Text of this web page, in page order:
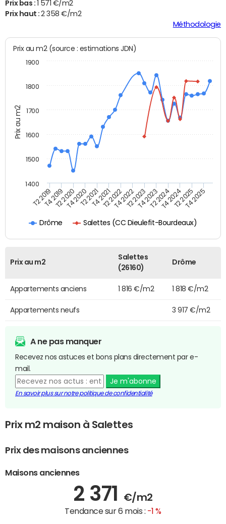
Prix bas : 1 571 €/m2
Prix haut :2 358 €/m2
Méthodologie
Prix au m2
Prix au m2 (source : estimations JDN)
Drôme Salettes (CC Dieulefit-Bourdeaux)
T2 2019T4 2019T2 2020T4 2020T2 2021T4 2021T2 2022T4 2022T2 2023T4 2023T2 2024T4 2024T2 2025T4 2025
1400
1500
1600
1700
1800
1900
Prix au m2
Salettes
(26160)
Drôme
Appartements anciens 1 816 €/m2 1 818 €/m2
Appartements neufs 3 917 €/m2
A ne pas manquer
Recevez nos astuces et bons plans directement par e-
mail.
Je m'abonne
En savoir plus sur notre politique de confidentialité
Prix m2 maison à Salettes
Prix des maisons anciennes
Maisons anciennes
2 371 €/m2
Tendance sur 6 mois : -1 %